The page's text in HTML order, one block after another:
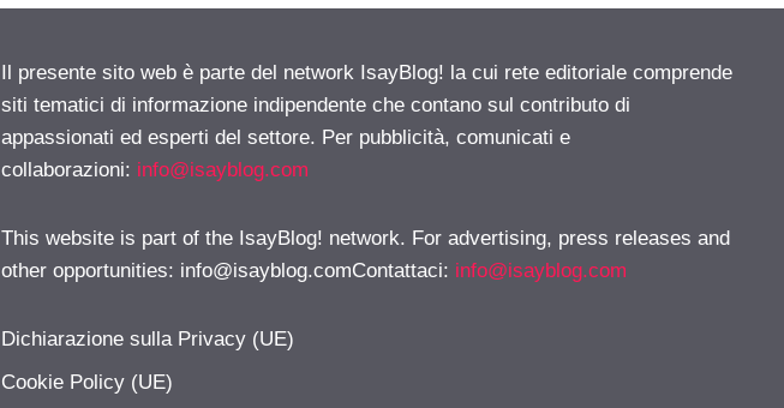
Il presente sito web è parte del network IsayBlog! la cui rete editoriale comprende
siti tematici di informazione indipendente che contano sul contributo di
appassionati ed esperti del settore. Per pubblicità, comunicati e
collaborazioni: info@isayblog.com
This website is part of the IsayBlog! network. For advertising, press releases and
other opportunities: info@isayblog.comContattaci: info@isayblog.com
Dichiarazione sulla Privacy (UE)
Cookie Policy (UE)